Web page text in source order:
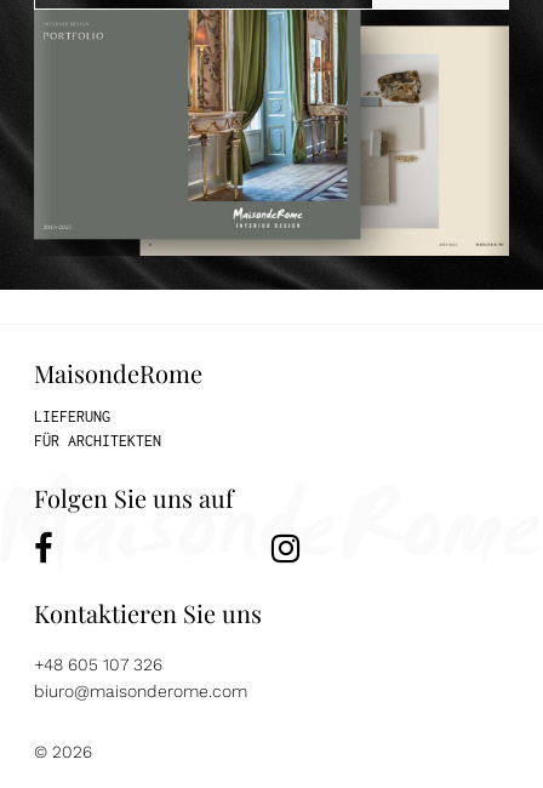
MaisondeRome
LIEFERUNG
FÜR ARCHITEKTEN
Folgen Sie uns auf
Kontaktieren Sie uns
+48 605 107 326
biuro@maisonderome.com
© 2026